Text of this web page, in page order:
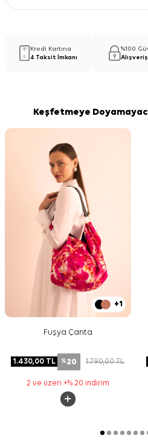
Kredi Kartına
4 Taksit İmkanı
%100
Alışveriş
Keşfetmeye
+1
Fuşya Çanta
1.430,00 TL %20 1.790,00TL
2 ve üzeri +% 20 indirim